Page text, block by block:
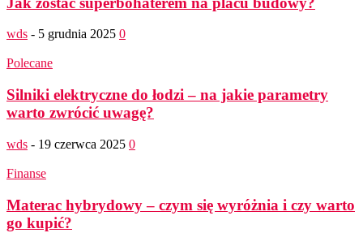
wds - 5 grudnia 2025 0
Polecane
Silniki elektryczne do łodzi – na jakie parametry
warto zwrócić uwagę?
wds - 19 czerwca 2025 0
Finanse
Materac hybrydowy – czym się wyróżnia i czy warto
go kupić?